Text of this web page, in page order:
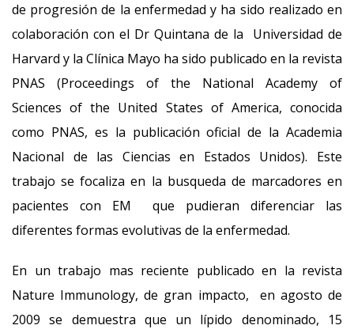
de progresión de la enfermedad y ha sido realizado en
colaboración con el Dr Quintana de la Universidad de
Harvard y la Clínica Mayo ha sido publicado en la revista
PNAS (Proceedings of the National Academy of
Sciences of the United States of America, conocida
como PNAS, es la publicación oficial de la Academia
Nacional de las Ciencias en Estados Unidos). Este
trabajo se focaliza en la busqueda de marcadores en
pacientes con EM que pudieran diferenciar las
diferentes formas evolutivas de la enfermedad.
En un trabajo mas reciente publicado en la revista
Nature Immunology, de gran impacto, en agosto de
2009 se demuestra que un lípido denominado, 15